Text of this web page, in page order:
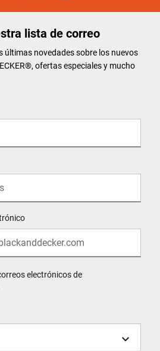
lista de correo
últimas novedades sobre los nuevos
ofertas especiales y mucho
electrónicos de